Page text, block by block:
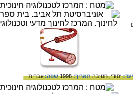
יסודי,חטיבהתאריך:1998 שפה:עברית